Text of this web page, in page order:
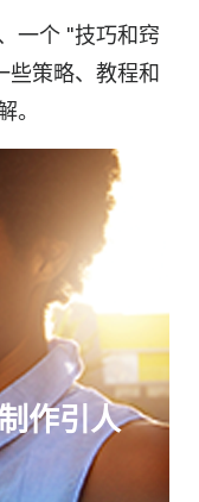
一个 "技巧和窍
些策略、教程和
。
作引人